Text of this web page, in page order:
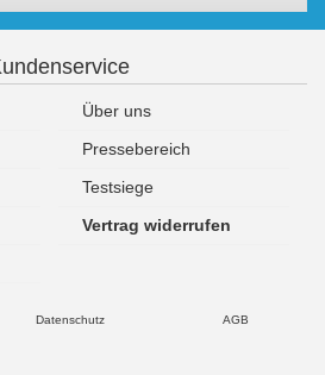
Über uns
Pressebereich
Testsiege
Vertrag widerrufen
Datenschutz AGB